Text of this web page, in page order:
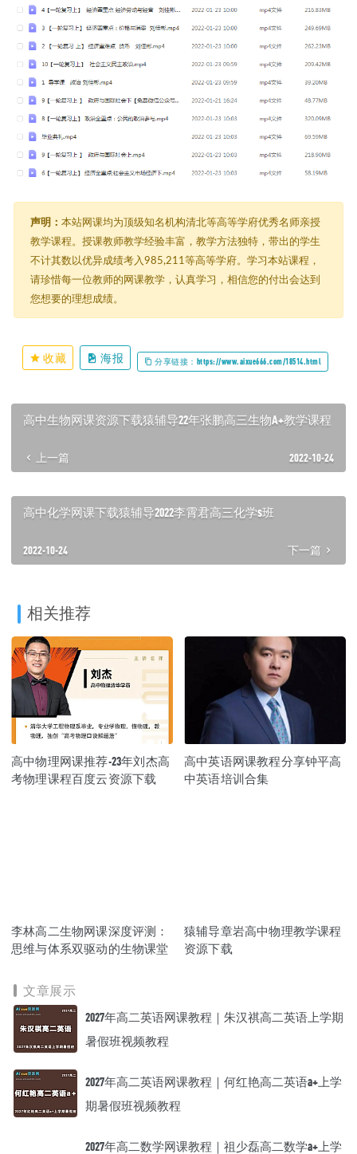
声明： 本站网课均为顶级知名机构清北等高等学府优秀名师亲授
教学课程。授课教师教学经验丰富，教学方法独特，带出的学生
不计其数以优异成绩考入985,211等高等学府。学习本站课程，
请珍惜每一位教师的网课教学，认真学习，相信您的付出会达到
您想要的理想成绩。
收藏 海报 分享链接：https://www.aixue666.com/18514.html
高中生物网课资源下载猿辅导22年张鹏高三生物A+教学课程
上一篇 2022-10-24
高中化学网课下载猿辅导2022李霄君高三化学s班
2022-10-24 下一篇
相关推荐
高中物理网课推荐-23年刘杰高
考物理课程百度云资源下载
高中英语网课教程分享钟平高
中英语培训合集
李林高二生物网课深度评测：
思维与体系双驱动的生物课堂
猿辅导章岩高中物理教学课程
资源下载
文章展示
2027年高二英语网课教程｜朱汉祺高二英语上学期
暑假班视频教程
2027年高二英语网课教程｜何红艳高二英语a+上学
期暑假班视频教程
2027年高二数学网课教程｜祖少磊高二数学a+上学